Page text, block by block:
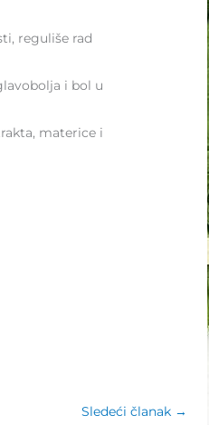
reguliše rad
i bol u
materice i
Sledeći članak →